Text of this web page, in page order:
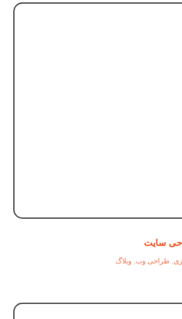
سایت
, طراحی وب, وبلاگ